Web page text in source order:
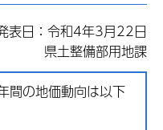
表日：令和4年3月22日
県土整備部用地課
間の地価動向は以下